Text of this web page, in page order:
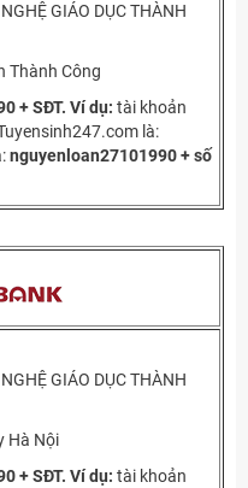
GIÁO DỤC THÀNH
Thành Công
+ SĐT. Ví dụ: tài khoản
là:
nguyenloan27101990 + số
GIÁO DỤC THÀNH
Hà Nội
+ SĐT. Ví dụ: tài khoản